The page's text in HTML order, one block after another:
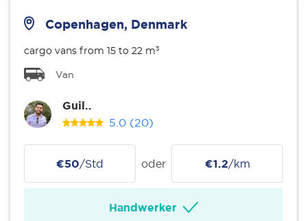
Copenhagen, Denmark
cargo vans from 15 to 22 m³
Van
Guil..
5.0 (20)
€50/Std oder €1.2/km
Handwerker